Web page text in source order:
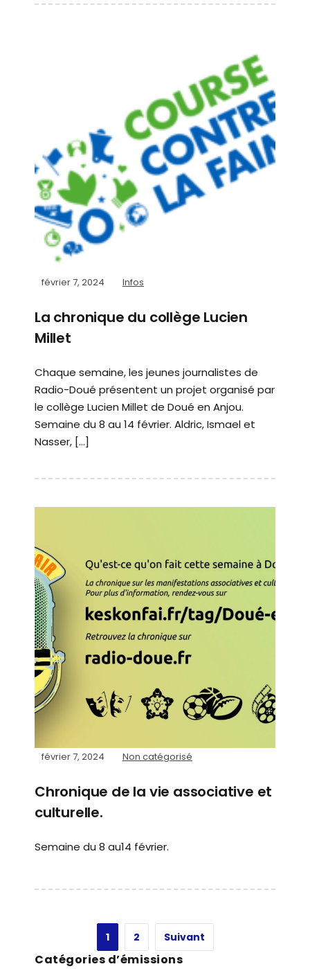
février 7, 2024 Infos
La chronique du collège Lucien
Millet
Chaque semaine, les jeunes journalistes de
Radio-Doué présentent un projet organisé par
le collège Lucien Millet de Doué en Anjou.
Semaine du 8 au 14 février. Aldric, Ismael et
Nasser, […]
février 7, 2024 Non catégorisé
Chronique de la vie associative et
culturelle.
Semaine du 8 au14 février.
1 2 Suivant
Catégories d’émissions